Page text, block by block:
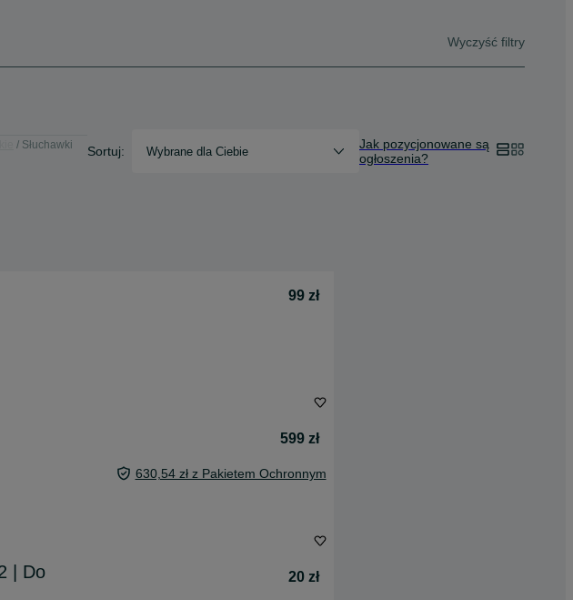
Wyczyść filtry
Słuchawki
Sortuj: Wybrane dla Ciebie
Jak pozycjonowane są
ogłoszenia?
99 zł
599 zł
630,54 zł z Pakietem Ochronnym
| Do
20 zł